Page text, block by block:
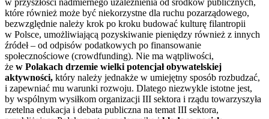
które również może być niekorzystne dla ruchu pozarządowego,
bezwzględnie należy krok po kroku budować kulturę filantropii
w Polsce, umożliwiającą pozyskiwanie pieniędzy również z innych
źródeł – od odpisów podatkowych po finansowanie
społecznościowe (crowdfunding). Nie ma wątpliwości,
że w Polakach drzemie wielki potencjał obywatelskiej
aktywności, który należy jednakże w umiejętny sposób rozbudzać,
i zapewniać mu warunki rozwoju. Dlatego niezwykle istotne jest,
by wspólnym wysiłkom organizacji III sektora i rządu towarzyszyła
rzetelna edukacja i debata publiczna na temat III sektora,